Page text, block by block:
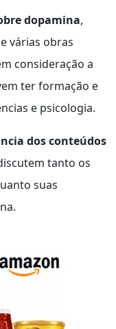
dopamina,
várias obras
consideração a
ter formação e
e psicologia.
dos conteúdos
tanto os
suas